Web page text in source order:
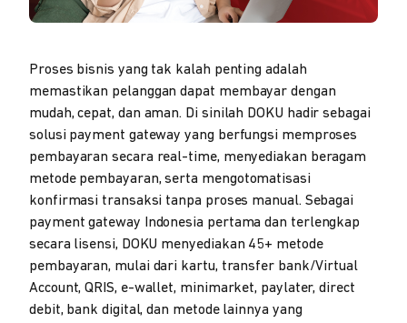
Proses bisnis yang tak kalah penting adalah
memastikan pelanggan dapat membayar dengan
mudah, cepat, dan aman. Di sinilah DOKU hadir sebagai
solusi payment gateway yang berfungsi memproses
pembayaran secara real-time, menyediakan beragam
metode pembayaran, serta mengotomatisasi
konfirmasi transaksi tanpa proses manual. Sebagai
payment gateway Indonesia pertama dan terlengkap
secara lisensi, DOKU menyediakan 45+ metode
pembayaran, mulai dari kartu, transfer bank/Virtual
Account, QRIS, e-wallet, minimarket, paylater, direct
debit, bank digital, dan metode lainnya yang